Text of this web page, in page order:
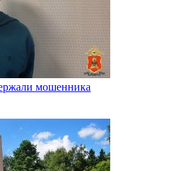
мошенника